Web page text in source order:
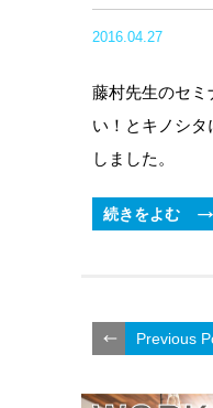
2016.04.27
藤村先生のセミ
い！とキノシ
しました。
続きをよむ
Previous